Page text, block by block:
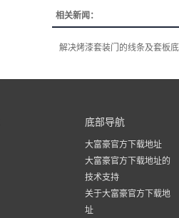
相关新闻：
解决烤漆套装门的线条及套板
底部导航
大富豪官方下载地址
大富豪官方下载地址的
技术支持
关于大富豪官方下载地
址